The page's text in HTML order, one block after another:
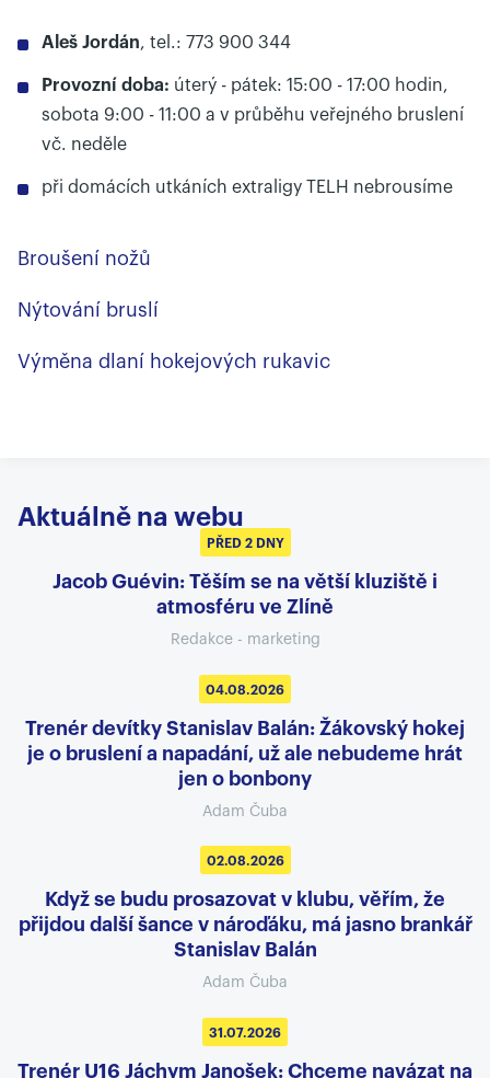
Aleš Jordán, tel.: 773 900 344
Provozní doba: úterý - pátek: 15:00 - 17:00 hodin,
sobota 9:00 - 11:00 a v průběhu veřejného bruslení
vč. neděle
při domácích utkáních extraligy TELH nebrousíme
Broušení nožů
Nýtování bruslí
Výměna dlaní hokejových rukavic
Aktuálně na webu
PŘED 2 DNY
Jacob Guévin: Těším se na větší kluziště i
atmosféru ve Zlíně
Redakce - marketing
04.08.2026
Trenér devítky Stanislav Balán: Žákovský hokej
je o bruslení a napadání, už ale nebudeme hrát
jen o bonbony
Adam Čuba
02.08.2026
Když se budu prosazovat v klubu, věřím, že
přijdou další šance v nároďáku, má jasno brankář
Stanislav Balán
Adam Čuba
31.07.2026
Trenér U16 Jáchym Janošek: Chceme navázat na